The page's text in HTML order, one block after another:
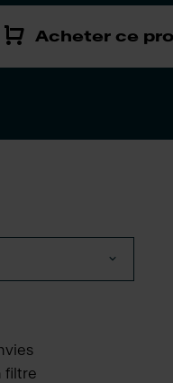
Acheter ce
filtre